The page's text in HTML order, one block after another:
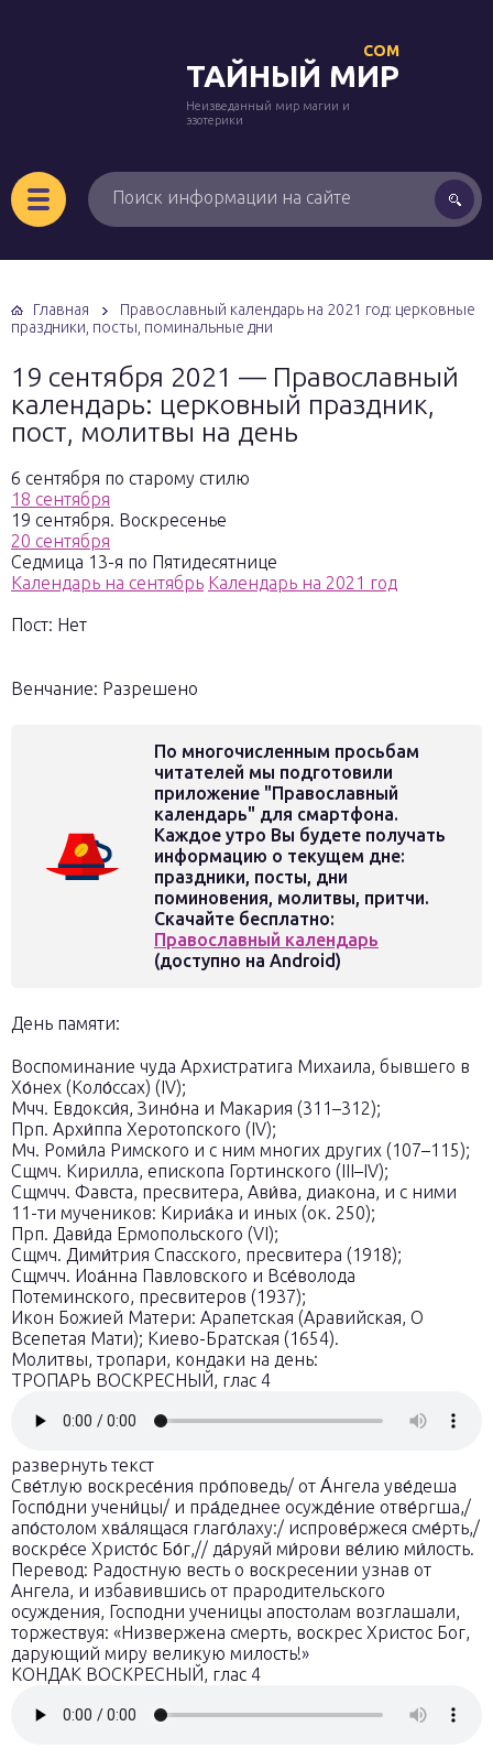
ТАЙНЫЙ МИР
COM
Неизведанный мир магии и
эзотерики
Главная
Православный календарь на 2021 год: церковные
праздники, посты, поминальные дни
19 сентября 2021 — Православный
календарь: церковный праздник,
пост, молитвы на день
6 сентября по старому стилю
18 сентября
19 сентября. Воскресенье
20 сентября
Седмица 13-я по Пятидесятнице
Календарь на сентябрь Календарь на 2021 год
Пост: Нет
Венчание: Разрешено
По многочисленным просьбам
читателей мы подготовили
приложение "Православный
календарь" для смартфона.
Каждое утро Вы будете получать
информацию о текущем дне:
праздники, посты, дни
поминовения, молитвы, притчи.
Скачайте бесплатно:
Православный календарь
(доступно на Android)
День памяти:
Воспоминание чуда Архистратига Михаила, бывшего в
Хо́нех (Коло́ссах) (IV);
Мчч. Евдокси́я, Зино́на и Макария (311–312);
Прп. Архи́ппа Херотопского (IV);
Мч. Роми́ла Римского и с ним многих других (107–115);
Сщмч. Кирилла, епископа Гортинского (III–IV);
Сщмчч. Фавста, пресвитера, Ави́ва, диакона, и с ними
11-ти мучеников: Кириа́ка и иных (ок. 250);
Прп. Дави́да Ермопольского (VI);
Сщмч. Дими́трия Спасского, пресвитера (1918);
Сщмчч. Иоа́нна Павловского и Все́волода
Потеминского, пресвитеров (1937);
Икон Божией Матери: Арапетская (Аравийская, О
Всепетая Мати); Киево-Братская (1654).
Молитвы, тропари, кондаки на день:
ТРОПАРЬ ВОСКРЕСНЫЙ, глас 4
развернуть текст
Све́тлую воскресе́ния про́поведь/ от А́нгела уве́деша
Госпо́дни учени́цы/ и пра́деднее осужде́ние отве́ргша,/
апо́столом хва́лящася глаго́лаху:/ испрове́ржеся сме́рть,/
воскре́се Христо́с Бо́г,// да́руяй ми́рови ве́лию ми́лость.
Перевод: Радостную весть о воскресении узнав от
Ангела, и избавившись от прародительского
осуждения, Господни ученицы апостолам возглашали,
торжествуя: «Низвержена смерть, воскрес Христос Бог,
дарующий миру великую милость!»
КОНДАК ВОСКРЕСНЫЙ, глас 4